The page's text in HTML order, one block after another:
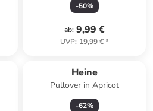
-50%
ab: 9,99 €
UVP: 19,99 €*
Heine
Pullover in Apricot
-62%